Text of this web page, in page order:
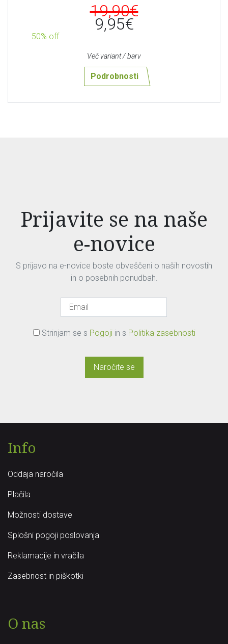
19,90€
9,95€
50% off
Več variant / barv
Podrobnosti
Prijavite se na naše
e-novice
S prijavo na e-novice boste obveščeni o naših novostih
in o posebnih ponudbah.
Strinjam se s Pogoji in s Politika zasebnosti
Naročite se
Info
Oddaja naročila
Plačila
Možnosti dostave
Splošni pogoji poslovanja
Reklamacije in vračila
Zasebnost in piškotki
O nas